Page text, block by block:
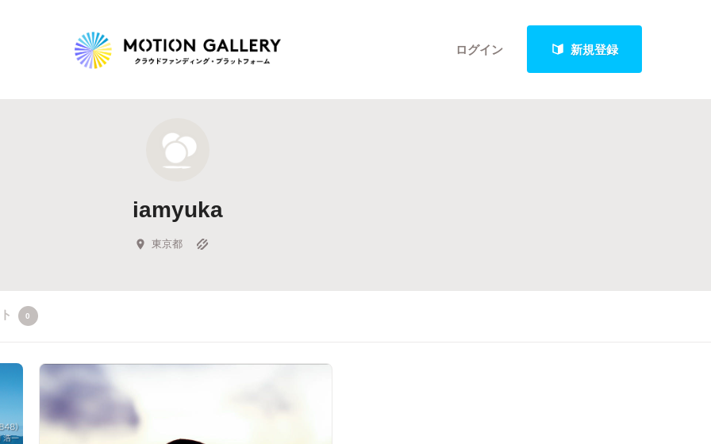
ログイン 新規登録
新着プロジェクト
Feature
キュレーターから探す
iamyuka
東京都
0